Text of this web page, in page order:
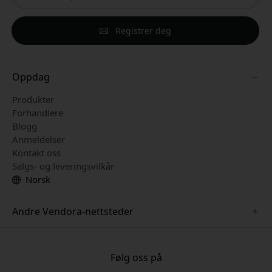
Registrer deg
Oppdag
Produkter
Forhandlere
Blogg
Anmeldelser
Kontakt oss
Salgs- og leveringsvilkår
Norsk
Andre Vendora-nettsteder
www.nordicsmartlight.seFølg oss på